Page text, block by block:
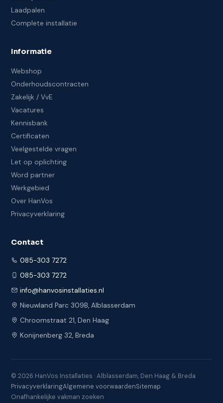
Laadpalen
Complete installatie
Informatie
Webshop
Onderhoudscontracten
Zakelijk / VvE
Vacatures
Kennisbank
Certificaten
Veelgestelde vragen
Let op oplichting
Word partner
Werkgebied
Over HanVos
Privacyverklaring
Contact
085-303 7272
085-303 7272
info@hanvosinstallaties.nl
Nieuwland Parc 309B, Alblasserdam
Chroomstraat 21, Den Haag
Konijnenberg 32, Breda
© 2026 HanVos Installaties · Alblasserdam, Den Haag & Breda
PrivacyverklaringAlgemene voorwaardenSitemap
Onafhankelijke vakman zoeken